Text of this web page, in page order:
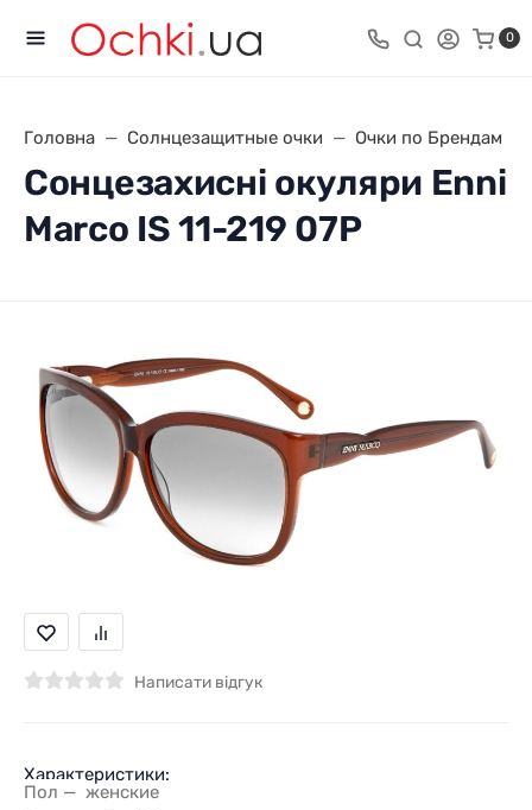
0
Головна Солнцезащитные очки Очки по Брендам
Сонцезахисні окуляри Enni
Marco IS 11-219 07P
Написати відгук
Характеристики:
Пол
женские